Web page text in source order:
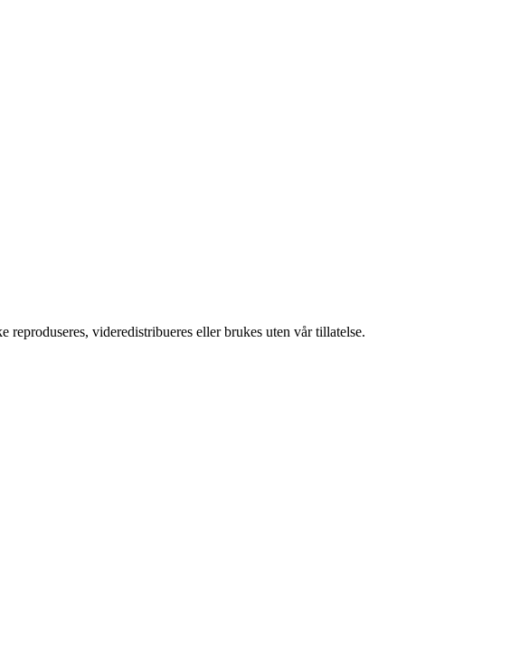
videredistribueres eller brukes uten vår tillatelse.